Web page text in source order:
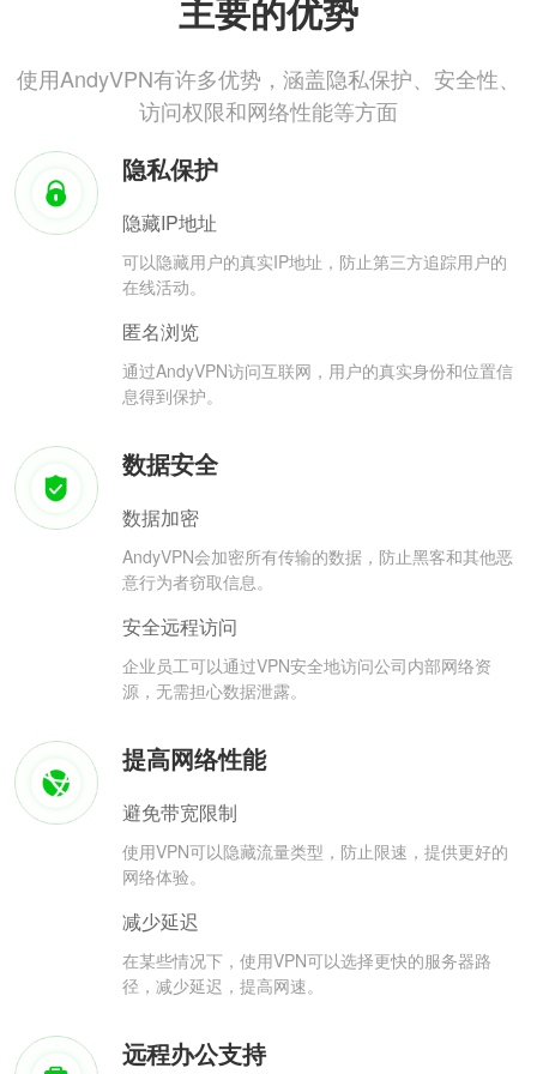
主要的优势
使用AndyVPN有许多优势，涵盖隐私保护、安全性、
访问权限和网络性能等方面
隐私保护
隐藏IP地址
可以隐藏用户的真实IP地址，防止第三方追踪用户的
在线活动。
匿名浏览
通过AndyVPN访问互联网，用户的真实身份和位置信
息得到保护。
数据安全
数据加密
AndyVPN会加密所有传输的数据，防止黑客和其他恶
意行为者窃取信息。
安全远程访问
企业员工可以通过VPN安全地访问公司内部网络资
源，无需担心数据泄露。
提高网络性能
避免带宽限制
使用VPN可以隐藏流量类型，防止限速，提供更好的
网络体验。
减少延迟
在某些情况下，使用VPN可以选择更快的服务器路
径，减少延迟，提高网速。
远程办公支持